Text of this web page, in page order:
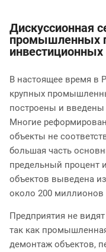
Дискуссионная
промышленных
инвестиционных
В настоящее время в
крупных
построены и введены
Многие
объекты не
большая часть
предельный процент
объектов выведена
около 200 миллионов
Предприятия не
так как
демонтаж объектов,